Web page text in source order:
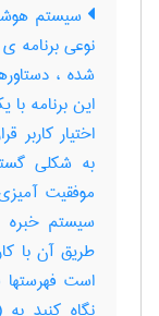
سیستم
نوعی برنامه ی
شده ،
این برنامه با
اختیار
به شکلی
موفقیت
طریق آن با
است فهرستها